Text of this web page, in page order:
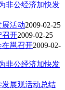
非公经济加快发
展活动2009-02-25
召开2009-02-25
在邕召开2009-02-
非公经济加快发
发展观活动总结